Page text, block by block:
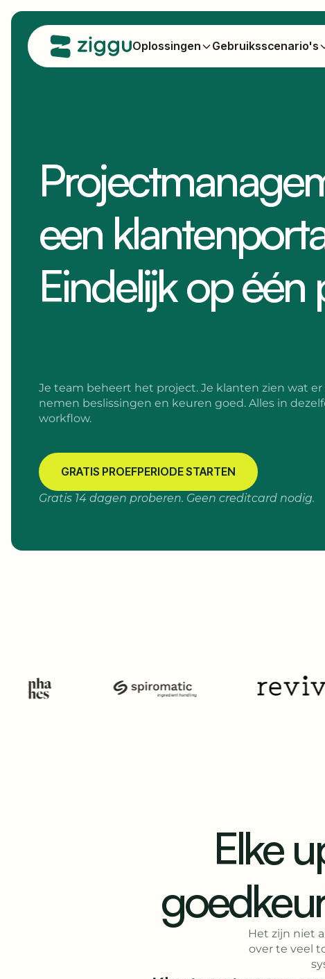
Oplossingen Gebruiksscenario's
een
Eindelijk op één
Je team beheert het project. Je klanten zien wat
nemen beslissingen en keuren goed. Alles in
workflow.
GRATIS PROEFPERIODE STARTEN
Gratis 14 dagen proberen. Geen creditcard nodig.
Elke
Het zijn niet
over te veel